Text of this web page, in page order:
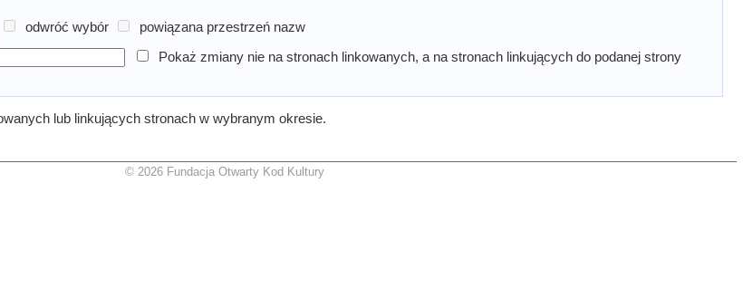
odwróć wybór
powiązana przestrzeń nazw
Pokaż zmiany nie na stronach linkowanych, a na stronach linkujących do podanej strony
lub linkujących stronach w wybranym okresie.
© 2026 Fundacja Otwarty Kod Kultury